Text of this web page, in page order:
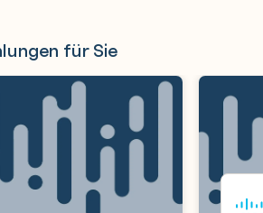
für Sie